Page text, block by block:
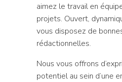
aimez le travail en
projets. Ouvert,
vous disposez de
rédactionnelles.
Nous vous offrons
potentiel au sein d’une